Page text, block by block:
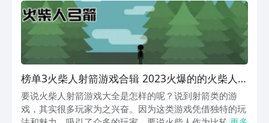
类型...
榜单3火柴人射箭游戏合辑 2023火爆的的火柴人射
箭游戏手机版before_1
要说火柴人射箭游戏大全是怎样的呢？说到射箭类的游
戏，其实很多玩家为之兴奋。因为这类游戏凭借独特的玩